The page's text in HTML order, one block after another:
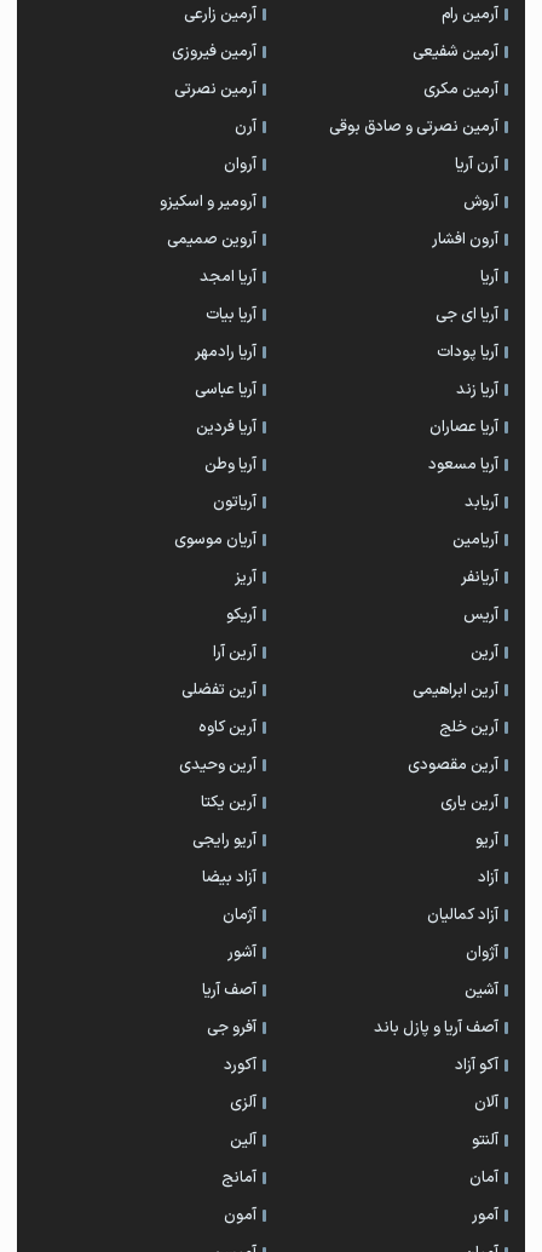
آرمین رام
آرمین زارعی
آرمین شفیعی
آرمین فیروزی
آرمین مکری
آرمین نصرتی
آرمین نصرتی و صادق بوقی
آرن
آرن آریا
آروان
آروش
آرومیر و اسکیزو
آرون افشار
آروین صمیمی
آریا
آریا امجد
آریا ای جی
آریا بیات
آریا پودات
آریا رادمهر
آریا زند
آریا عباسی
آریا عصاران
آریا فردین
آریا مسعود
آریا وطن
آریابد
آریاتون
آریامین
آریان موسوی
آریانفر
آریز
آریس
آریکو
آرین
آرین آرا
آرین ابراهیمی
آرین تفضلی
آرین خلج
آرین کاوه
آرین مقصودی
آرین وحیدی
آرین یاری
آرین یکتا
آریو
آریو رایجی
آزاد
آزاد بیضا
آزاد کمالیان
آژمان
آژوان
آشور
آشین
آصف آریا
آصف آریا و پازل باند
آفرو جی
آکو آزاد
آکورد
آلان
آلزی
آلنتو
آلین
آمان
آمانج
آمور
آمون